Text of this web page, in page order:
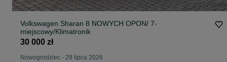
Volkswagen Sharan 8 NOWYCH OPON/ 7-
miejscowy/Klimatronik
30 000 zł
Nowogrodziec - 29 lipca 2026